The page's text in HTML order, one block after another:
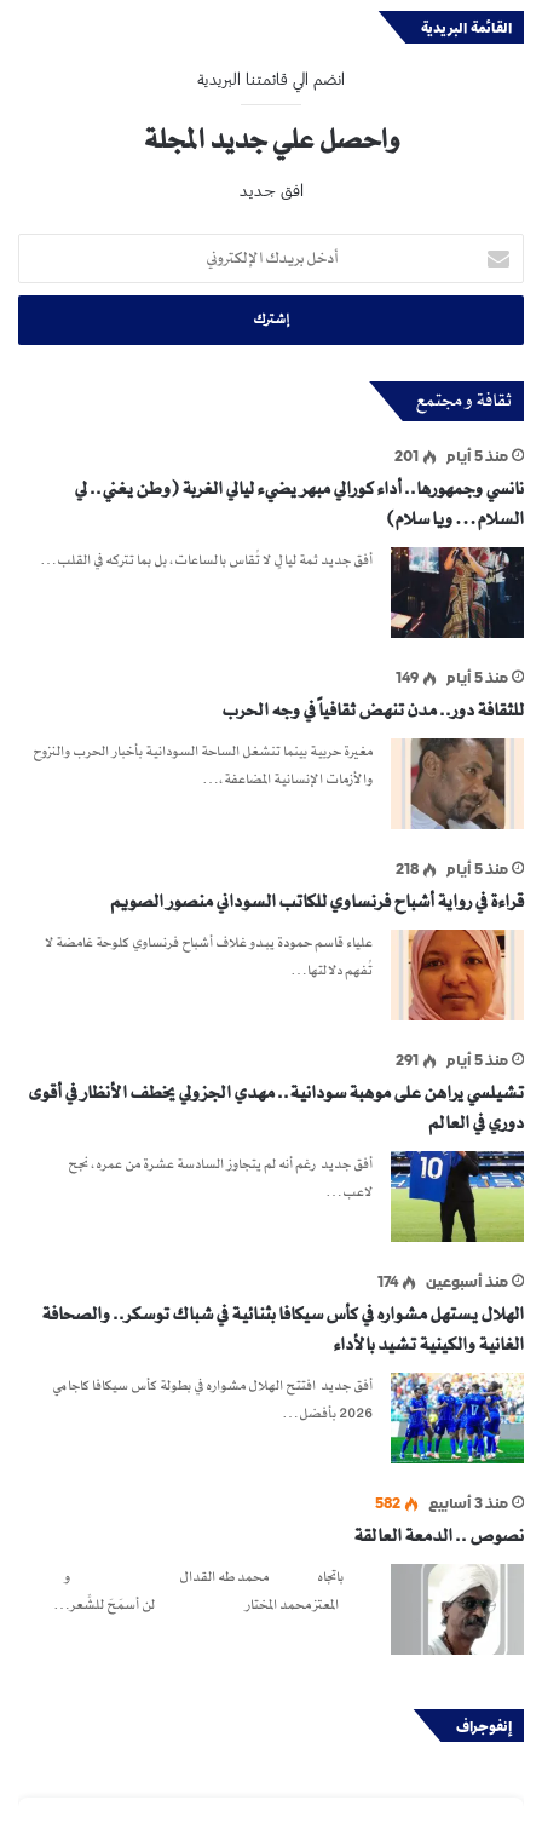
القائمة البريدية
انضم الي قائمتنا البريدية
واحصل علي جديد المجلة
افق جديد
أدخل
بريدك
الإلكتروني
ثقافة و مجتمع
منذ 5 أيام 201
نانسي وجمهورها.. أداء كورالي مبهر يضيء ليالي الغربة (وطن يغني.. لي
السلام… ويا سلام)
أفق جديد ثمة ليالٍ لا تُقاس بالساعات، بل بما تتركه في القلب…
منذ 5 أيام 149
للثقافة دور.. مدن تنهض ثقافياً في وجه الحرب
مغيرة حربية بينما تنشغل الساحة السودانية بأخبار الحرب والنزوح
والأزمات الإنسانية المضاعفة،…
منذ 5 أيام 218
قراءة في رواية أشباح فرنساوي للكاتب السوداني منصور الصويم
علياء قاسم حمودة يبدو غلاف أشباح فرنساوي كلوحة غامضة لا
تُفهم دلالتها…
منذ 5 أيام 291
تشيلسي يراهن على موهبة سودانية.. مهدي الجزولي يخطف الأنظار في أقوى
دوري في العالم
أفق جديد رغم أنه لم يتجاوز السادسة عشرة من عمره، نجح
لاعب…
منذ أسبوعين 174
الهلال يستهل مشواره في كأس سيكافا بثنائية في شباك توسكر.. والصحافة
الغانية والكينية تشيد بالأداء
أفق جديد افتتح الهلال مشواره في بطولة كأس سيكافا كاجامي
2026 بأفضل…
منذ 3 أسابيع 582
نصوص .. الدمعة العالقة
باتجاه محمد طه القدال و
المعتز محمد المختار لن أسمَحَ للشِّعر…
إنفوجراف